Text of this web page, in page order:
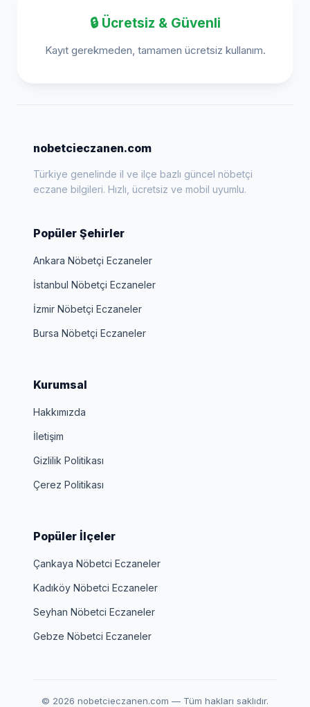
🔒 Ücretsiz & Güvenli
Kayıt gerekmeden, tamamen ücretsiz kullanım.
nobetcieczanen.com
Türkiye genelinde il ve ilçe bazlı güncel nöbetçi
eczane bilgileri. Hızlı, ücretsiz ve mobil uyumlu.
Popüler Şehirler
Ankara Nöbetçi Eczaneler
İstanbul Nöbetçi Eczaneler
İzmir Nöbetçi Eczaneler
Bursa Nöbetçi Eczaneler
Kurumsal
Hakkımızda
İletişim
Gizlilik Politikası
Çerez Politikası
Popüler İlçeler
Çankaya Nöbetci Eczaneler
Kadıköy Nöbetci Eczaneler
Seyhan Nöbetci Eczaneler
Gebze Nöbetci Eczaneler
© 2026 nobetcieczanen.com — Tüm hakları saklıdır.